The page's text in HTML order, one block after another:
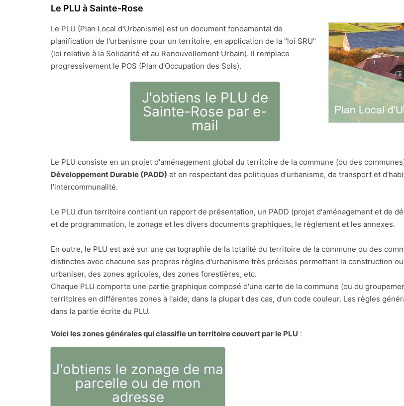
Le PLU à Sainte-Rose
Le PLU (Plan Local d'Urbanisme) est un document fondamental de
planification de l'urbanisme pour un territoire, en application de la "loi SRU"
(loi relative à la Solidarité et au Renouvellement Urbain). Il remplace
progressivement le POS (Plan d'Occupation des Sols).
J'obtiens le PLU de
Sainte-Rose par e-
mail
Le PLU consiste en un projet d'aménagement global du territoire de la commune (ou des
Développement Durable (PADD) et en respectant des politiques d'urbanisme, de transport et
l'intercommunalité.
Le PLU d'un territoire contient un rapport de présentation, un PADD (projet d'aménagement et de
et de programmation, le zonage et les divers documents graphiques, le règlement et les annexes.
En outre, le PLU est axé sur une cartographie de la totalité du territoire de la commune ou des
distinctes avec chacune ses propres règles d'urbanisme très précises permettant la construction
urbaniser, des zones agricoles, des zones forestières, etc.
Chaque PLU comporte une partie graphique composé d'une carte de la commune (ou du
territoires en différentes zones à l'aide, dans la plupart des cas, d'un code couleur. Les règles
dans la partie écrite du PLU.
Voici les zones générales qui classifie un territoire couvert par le PLU :
J'obtiens le zonage de ma
parcelle ou de mon
adresse